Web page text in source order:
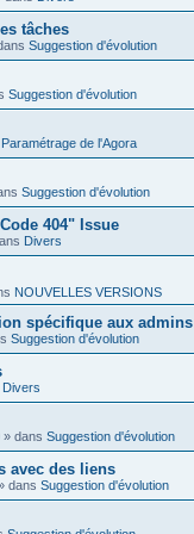
tâches
Suggestion d'évolution
Suggestion d'évolution
Paramétrage de l'Agora
Suggestion d'évolution
404" Issue
Divers
NOUVELLES VERSIONS
spécifique aux admins
Suggestion d'évolution
Divers
» dans Suggestion d'évolution
avec des liens
dans Suggestion d'évolution